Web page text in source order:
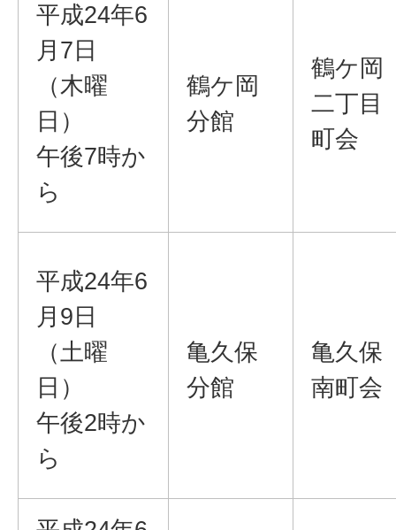
平成24年6
月7日
（木曜
日）
午後7時か
ら
鶴ケ岡
分館
鶴ケ岡
二丁目
町会
平成24年6
月9日
（土曜
日）
午後2時か
ら
亀久保
分館
亀久保
南町会